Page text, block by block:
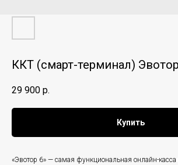
ККТ (смарт-терминал)
29 900 р.
Купить
«Эвотор 6» — самая функциональная онлайн-касса